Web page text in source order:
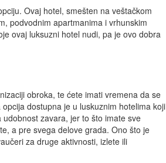
Ovaj hotel, smešten na veštačkom
podvodnim apartmanima i vrhunskim
ovaj luksuzni hotel nudi, pa je ovo dobra
obroka, te ćete imati vremena da se
dostupna je u luskuznim hotelima koji
zavara, jer to što imate sve
a pre svega delove grada. Ono što je
za druge aktivnosti, izlete ili